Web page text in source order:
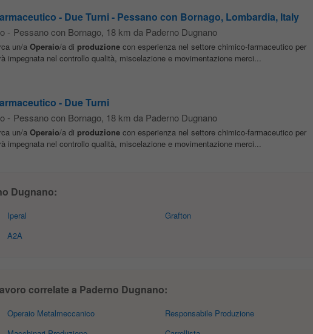
- Due Turni - Pessano con Bornago, Lombardia, Italy
- Pessano con Bornago, 18 km da Paderno Dugnano
un/a Operaio/a di produzionecon esperienza nel settore chimico-farmaceutico per
impegnata nel controllo qualità, miscelazione e movimentazione merci...
- Due Turni
- Pessano con Bornago, 18 km da Paderno Dugnano
un/a Operaio/a di produzionecon esperienza nel settore chimico-farmaceutico per
impegnata nel controllo qualità, miscelazione e movimentazione merci...
Dugnano:
Iperal
A2A
Grafton
correlate a Paderno Dugnano:
Operaio Metalmeccanico
Responsabile Produzione